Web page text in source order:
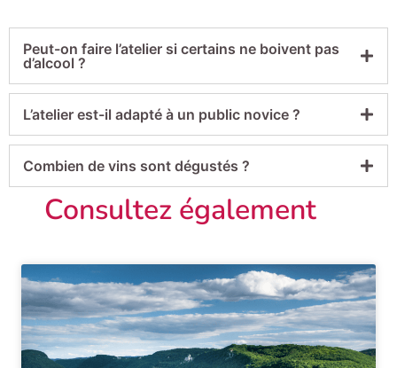
Peut-on faire l’atelier si certains ne boivent pas
d’alcool ?
L’atelier est-il adapté à un public novice ?
Combien de vins sont dégustés ?
Consultez également